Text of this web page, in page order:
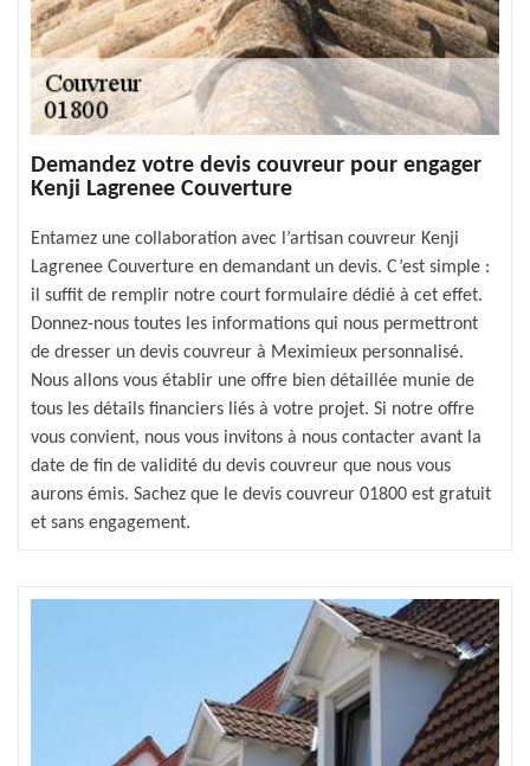
Demandez votre devis couvreur pour engager
Kenji Lagrenee Couverture
Entamez une collaboration avec l’artisan couvreur Kenji
Lagrenee Couverture en demandant un devis. C’est simple :
il suffit de remplir notre court formulaire dédié à cet effet.
Donnez-nous toutes les informations qui nous permettront
de dresser un devis couvreur à Meximieux personnalisé.
Nous allons vous établir une offre bien détaillée munie de
tous les détails financiers liés à votre projet. Si notre offre
vous convient, nous vous invitons à nous contacter avant la
date de fin de validité du devis couvreur que nous vous
aurons émis. Sachez que le devis couvreur 01800 est gratuit
et sans engagement.